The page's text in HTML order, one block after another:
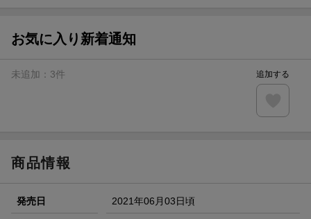
が当たる！
楽天モバイル紹介キャンペーンの拡散で300円OFFクーポン
条件達成で楽天限定・宝塚歌劇 宙組貸切公演ペアチケット
お気に入り新着通知
未追加： 3件 追加する
商品情報
発売日 2021年06月03日頃